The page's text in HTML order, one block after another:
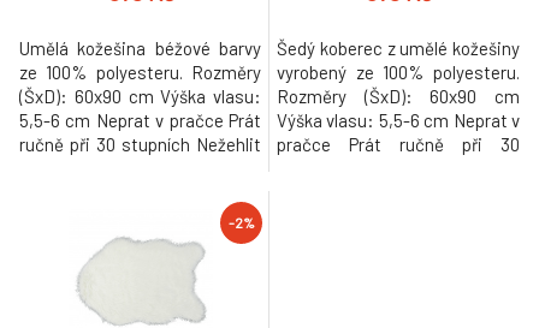
Umělá kožešina béžové barvy
ze 100% polyesteru. Rozměry
(ŠxD): 60x90 cm Výška vlasu:
5,5-6 cm Neprat v pračce Prát
ručně při 30 stupních Nežehlit
Šedý koberec z umělé kožešiny
vyrobený ze 100% polyesteru.
Rozměry (ŠxD): 60x90 cm
Výška vlasu: 5,5-6 cm Neprat v
pračce Prát ručně při 30
-2%